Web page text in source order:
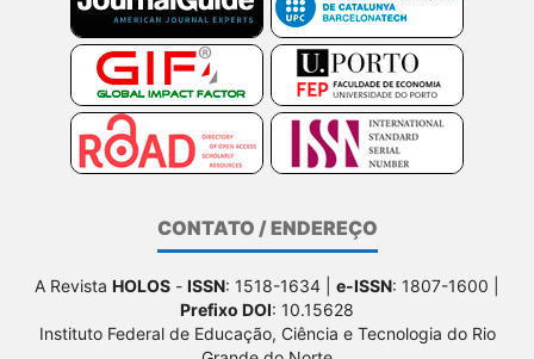
CONTATO / ENDEREÇO
A Revista HOLOS - ISSN: 1518-1634 | e-ISSN: 1807-1600 |
Prefixo DOI: 10.15628
Instituto Federal de Educação, Ciência e Tecnologia do Rio